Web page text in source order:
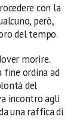
con la
però,
del tempo.
morire.
fine ordina ad
del
incontro agli
una raffica di